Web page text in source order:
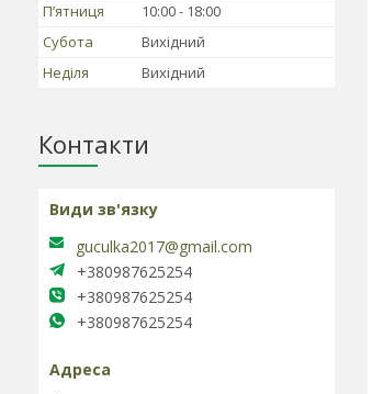
Пʼятниця
10:00
18:00
Субота
Вихідний
Неділя
Вихідний
Контакти
guculka2017@gmail.com
+380987625254
+380987625254
+380987625254